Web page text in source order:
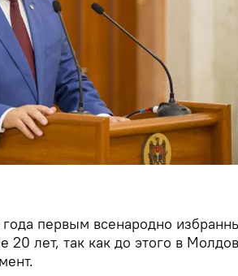
первым всенародно
20 лет, так как до этого в